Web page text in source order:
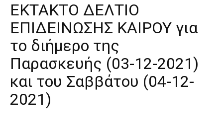
ΕΚΤΑΚΤΟ ΔΕΛΤΙΟ
ΕΠΙΔΕΙΝΩΣΗΣ ΚΑΙΡΟΥ για
το διήμερο της
Παρασκευής (03-12-2021)
και του Σαββάτου (04-12-
2021)